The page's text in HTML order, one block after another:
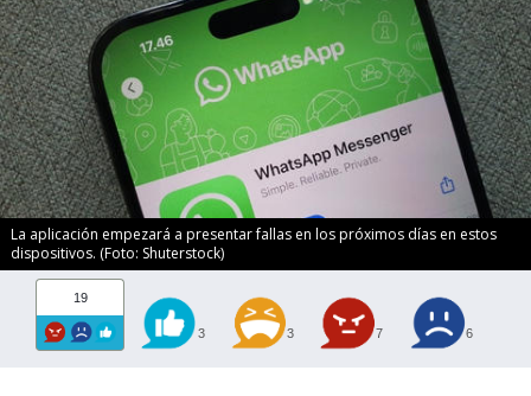
La aplicación empezará a presentar fallas en los próximos días en estos
dispositivos. (Foto: Shuterstock)
19
3 3 7 6